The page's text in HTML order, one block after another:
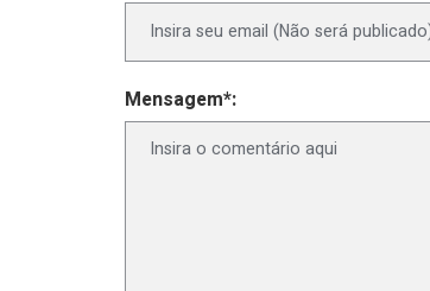
Mensagem*: